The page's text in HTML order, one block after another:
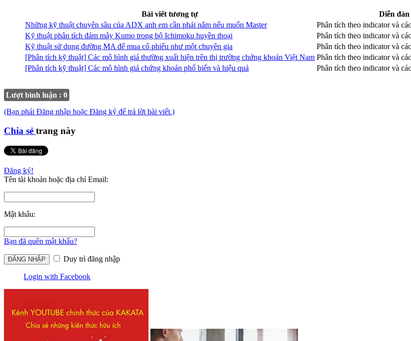
Bài viết tương tự Diễn đàn
Những kỹ thuật chuyên sâu của ADX anh em cần phải nắm nếu muốn Master
Phân tích theo indicator và
Kỹ thuật phân tích đám mây Kumo trong bộ Ichimoku huyền thoại
Phân tích theo indicator và
Kỹ thuật sử dụng đường MA để mua cổ phiếu như một chuyên gia
Phân tích theo indicator và
[Phân tích kỹ thuật] Các mô hình giá thường xuất hiện trên thị trường chứng khoán Việt Nam Phân tích theo indicator và
[Phân tích kỹ thuật] Các mô hình giá chứng khoán phổ biến và hiệu quả
Phân tích theo indicator và
Lượt bình luận : 0
(Bạn phải Đăng nhập hoặc Đăng ký để trả lời bài viết.)
Chia sẻ trang này
Đăng ký!
Tên tài khoản hoặc địa chỉ Email:
Mật khẩu:
Bạn đã quên mật khẩu?
Duy trì đăng nhập
Login with Facebook